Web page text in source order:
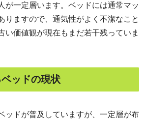
が一定層います。ベッドには通常マッ
りますので、通気性がよく不潔なこと
い価値観が現在もまだ若干残っていま
ッドの現状
ッドが普及していますが、一定層が布